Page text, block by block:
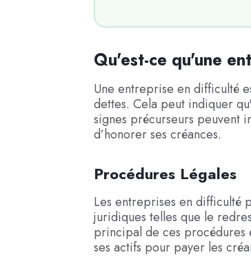
Qu'est-ce qu'une
Une entreprise en difficulté
dettes. Cela peut indiquer
signes précurseurs peuvent
d’honorer ses créances.
Procédures Légales
Les entreprises en difficulté
juridiques telles que le
principal de ces
ses actifs pour payer les